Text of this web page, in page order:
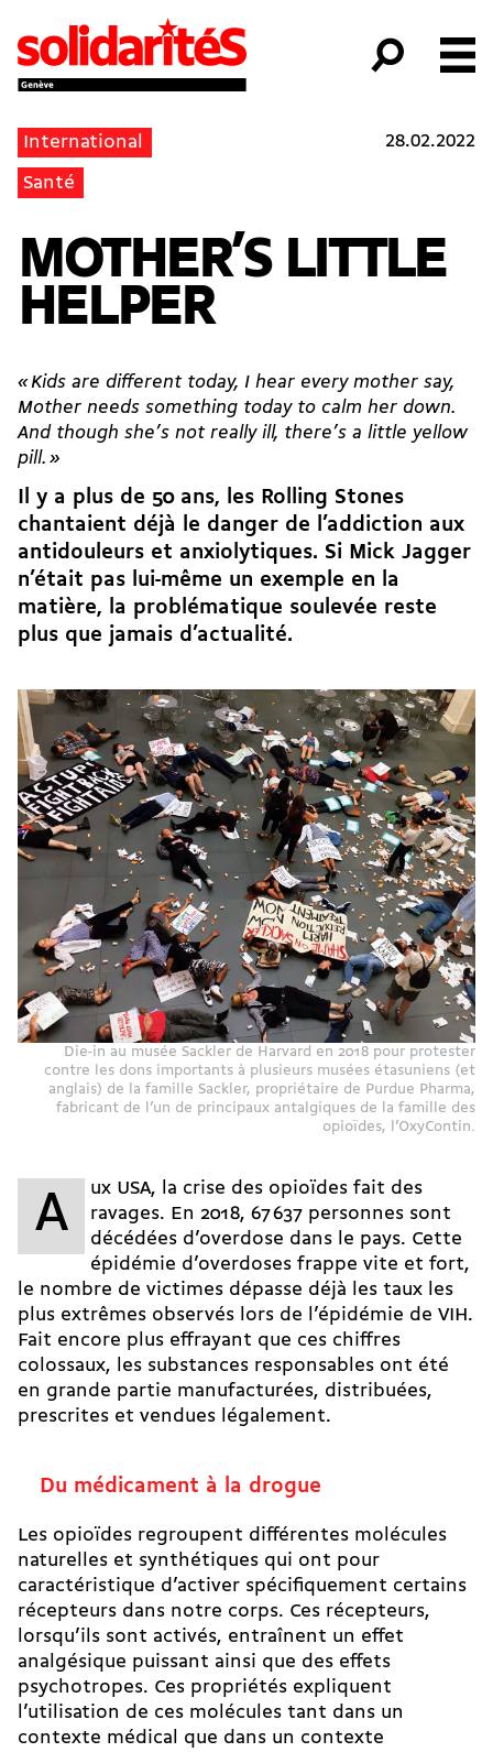
International
Santé
28.02.2022
MOTHER’S LITTLE
HELPER
« Kids are different today, I hear every mother say,
Mother needs something today to calm her down.
And though she’s not really ill, there’s a little yellow
pill. »
Il y a plus de 50 ans, les Rolling Stones
chantaient déjà le danger de l’addiction aux
antidouleurs et anxiolytiques. Si Mick Jagger
n’était pas lui-même un exemple en la
matière, la problématique soulevée reste
plus que jamais d’actualité.
Die-in au musée Sackler de Harvard en 2018 pour protester
contre les dons importants à plusieurs musées étasuniens (et
anglais) de la famille Sackler, propriétaire de Purdue Pharma,
fabricant de l’un de principaux antalgiques de la famille des
opioïdes, l’OxyContin.
A
ux USA, la crise des opioïdes fait des
ravages. En 2018, 67 637 personnes sont
décédées d’overdose dans le pays. Cette
épidémie d’overdoses frappe vite et fort,
le nombre de victimes dépasse déjà les taux les
plus extrêmes observés lors de l’épidémie de VIH.
Fait encore plus effrayant que ces chiffres
colossaux, les substances responsables ont été
en grande partie manufacturées, distribuées,
prescrites et vendues légalement.
Du médicament à la drogue
Les opioïdes regroupent différentes molécules
naturelles et synthétiques qui ont pour
caractéristique d’activer spécifiquement certains
récepteurs dans notre corps. Ces récepteurs,
lorsqu’ils sont activés, entraînent un effet
analgésique puissant ainsi que des effets
psychotropes. Ces propriétés expliquent
l’utilisation de ces molécules tant dans un
contexte médical que dans un contexte